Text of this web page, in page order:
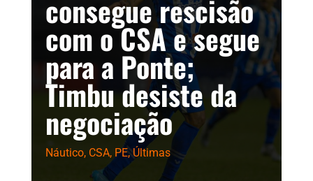
consegue rescisão
com o CSA e segue
para a Ponte;
Timbu desiste da
negociação
Náutico, CSA, PE,Últimas